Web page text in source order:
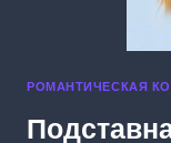
РОМАНТИЧЕСКАЯ